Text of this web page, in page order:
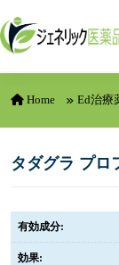
Skip to content
Home Ed治療
タダグラ プロ
有効成分:
効果: